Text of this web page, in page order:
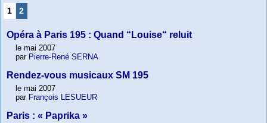
1 2
Opéra à Paris 195 : Quand “Louise“ reluit
le mai 2007
par Pierre-René SERNA
Rendez-vous musicaux SM 195
le mai 2007
par François LESUEUR
Paris : « Paprika »